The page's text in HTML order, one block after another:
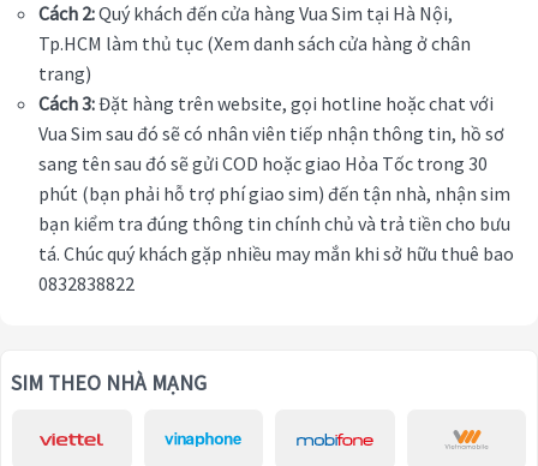
Cách 2:Quý khách đến cửa hàng Vua Sim tại Hà Nội,
Tp.HCM làm thủ tục (Xem danh sách cửa hàng ở chân
trang)
Cách 3:Đặt hàng trên website, gọi hotline hoặc chat với
Vua Sim sau đó sẽ có nhân viên tiếp nhận thông tin, hồ sơ
sang tên sau đó sẽ gửi COD hoặc giao Hỏa Tốc trong 30
phút (bạn phải hỗ trợ phí giao sim) đến tận nhà, nhận sim
bạn kiểm tra đúng thông tin chính chủ và trả tiền cho bưu
tá. Chúc quý khách gặp nhiều may mắn khi sở hữu thuê bao
0832838822
SIM THEO NHÀ MẠNG